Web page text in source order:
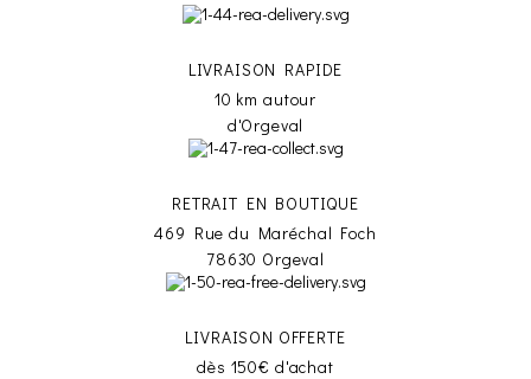
LIVRAISON RAPIDE
10 km autour
d'Orgeval
RETRAIT EN BOUTIQUE
469 Rue du Maréchal Foch
78630 Orgeval
LIVRAISON OFFERTE
dès 150€ d'achat